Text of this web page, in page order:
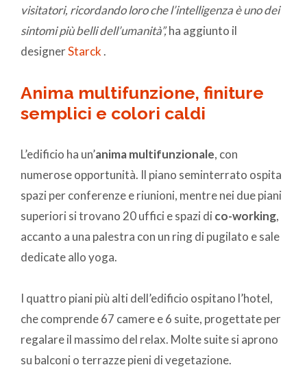
visitatori, ricordando loro che l’intelligenza è uno dei
sintomi più belli dell’umanità”,ha aggiunto il
designerStarck .
Anima multifunzione, finiture
semplici e colori caldi
L’edificio ha un’animamultifunzionale, con
numerose opportunità. Il piano seminterrato ospita
spazi per conferenze e riunioni, mentre nei due piani
superiori si trovano 20 uffici e spazi di co-working,
accanto a una palestra con un ring di pugilato e sale
dedicate allo yoga.
I quattro piani più alti dell’edificio ospitano l’hotel,
che comprende 67 camere e 6 suite, progettate per
regalare il massimo del relax. Molte suite si aprono
su balconi o terrazze pieni di vegetazione.